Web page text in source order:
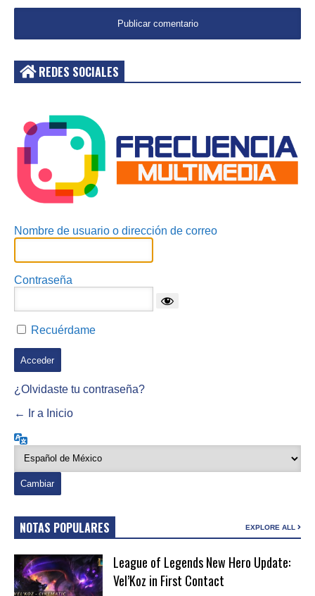
REDES SOCIALES
Nombre de usuario o dirección de correo
Contraseña
Recuérdame
¿Olvidaste tu contraseña?
← Ir a Inicio
NOTAS POPULARES EXPLORE ALL
League of Legends New Hero Update:
Vel’Koz in First Contact